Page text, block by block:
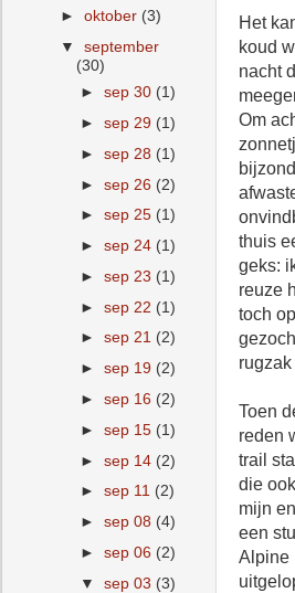
Het
koud
nacht
Om
thuis
geks:
reuze
toch
Toen
reden
trail
die
mijn
een
Alpine
►oktober (3)
▼september
(30)
► sep 30 (1)
► sep 29 (1)
► sep 28 (1)
► sep 26 (2)
► sep 25 (1)
► sep 24 (1)
► sep 23 (1)
► sep 22 (1)
► sep 21 (2)
► sep 19 (2)
► sep 16 (2)
► sep 15 (1)
► sep 14 (2)
► sep 11 (2)
► sep 08 (4)
► sep 06 (2)
▼ sep 03 (3)